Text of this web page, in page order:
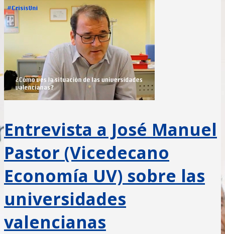
Entrevista a José Manuel
Pastor (Vicedecano
Economía UV) sobre las
universidades
valencianas